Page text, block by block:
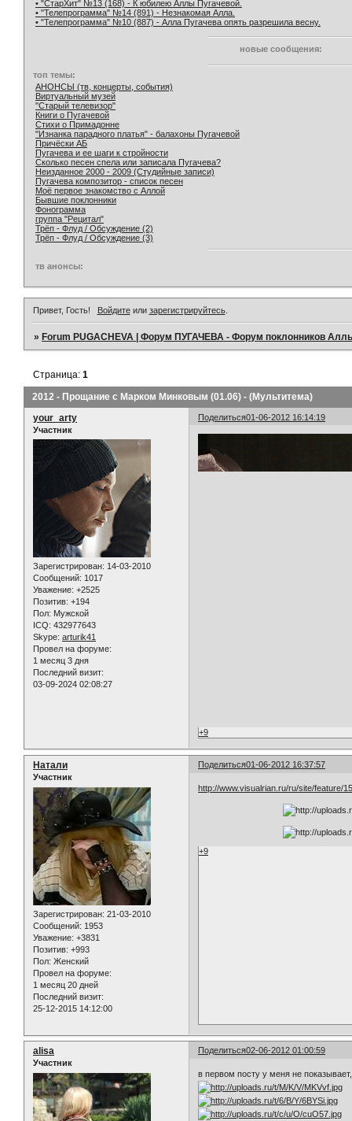
• "СтарХит" №13 (168) - К юбилею Аллы Пугачевой.
• "Телепрограмма" №14 (891) - Незнакомая Алла.
• "Телепрограмма" №10 (887) - Алла Пугачева опять разрешила весну.
новые сообщения:
топ темы:
АНОНСЫ (тв, концерты, события)
Виртуальный музей
"Старый телевизор"
Книги о Пугачевой
Стихи о Примадонне
"Изнанка парадного платья" - балахоны Пугачевой
Причёски АБ
Пугачева и ее шаги к стройности
Сколько песен спела или записала Пугачева?
Неизданное 2000 - 2009 (Студийные записи)
Пугачева композитор - список песен
Моё первое знакомство с Аллой
Бывшие поклонники
Фонограмма
группа "Рецитал"
Трёп - Флуд / Обсуждение (2)
Трёп - Флуд / Обсуждение (3)
тв анонсы:
Привет, Гость! Войдитеили зарегистрируйтесь.
»Forum PUGACHEVA | Форум ПУГАЧЕВА - Форум поклонников
2012 - Прощание с Марком Минковым (01.06) - (Мультитема)
Страница:1
Поделиться01-06-2012 16:14:19
your_arty
Участник
Зарегистрирован: 14-03-2010
Сообщений: 1017
Уважение: +2525
Позитив: +194
Пол: Мужской
ICQ: 432977643
Skype: arturik41
Провел на форуме:
1 месяц 3 дня
Последний визит:
03-09-2024 02:08:27
+9
Поделиться01-06-2012 16:37:57
Натали
Участник
Зарегистрирован: 21-03-2010
Сообщений: 1953
Уважение: +3831
Позитив: +993
Пол: Женский
Провел на форуме:
1 месяц 20 дней
Последний визит:
25-12-2015 14:12:00
http://www.visualrian.ru/ru/site/feature/
+9
Поделиться02-06-2012 01:00:59
alisa
Участник
в первом посту у меня не